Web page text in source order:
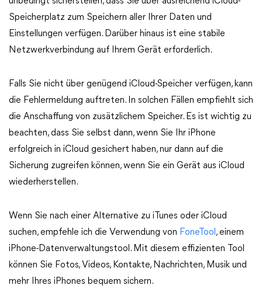
Speicherplatz zum Speichern aller Ihrer Daten und
Einstellungen verfügen. Darüber hinaus ist eine stabile
Netzwerkverbindung auf Ihrem Gerät erforderlich.
Falls Sie nicht über genügend iCloud-Speicher verfügen, kann
die Fehlermeldung auftreten. In solchen Fällen empfiehlt sich
die Anschaffung von zusätzlichem Speicher. Es ist wichtig zu
beachten, dass Sie selbst dann, wenn Sie Ihr iPhone
erfolgreich in iCloud gesichert haben, nur dann auf die
Sicherung zugreifen können, wenn Sie ein Gerät aus iCloud
wiederherstellen.
Wenn Sie nach einer Alternative zu iTunes oder iCloud
suchen, empfehle ich die Verwendung von FoneTool , einem
iPhone-Datenverwaltungstool. Mit diesem effizienten Tool
können Sie Fotos, Videos, Kontakte, Nachrichten, Musik und
mehr Ihres iPhones bequem sichern.